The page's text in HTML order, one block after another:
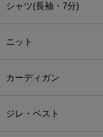
シャツ(長袖・7分)
ニット
カーディガン
ジレ・ベスト